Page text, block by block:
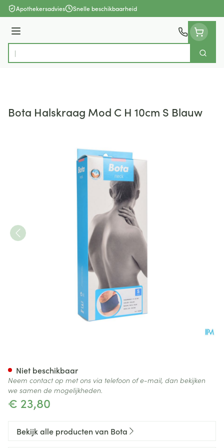
Ga naar de inhoud
Apothekersadvies Snelle beschikbaarheid
Menu
Product, merk, categorie...
Zoek
Bota Halskraag Mod C H 10cm S Blauw
€ 23,80
Niet beschikbaar
Neem contact op met ons via telefoon of e-mail, dan bekijken
we samen de mogelijkheden.
Bekijk alle producten van Bota